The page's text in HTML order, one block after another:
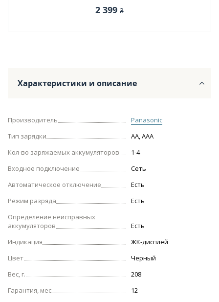
2 399 ₴
Характеристики и описание
Производитель
Panasonic
Тип зарядки
АА, ААА
Кол-во заряжаемых аккумуляторов
1-4
Входное подключение
Сеть
Автоматическое отключение
Есть
Режим разряда
Есть
Определение неисправных
аккумуляторов
Есть
Индикация
ЖК-дисплей
Цвет
Черный
Вес, г.
208
Гарантия, мес.
12